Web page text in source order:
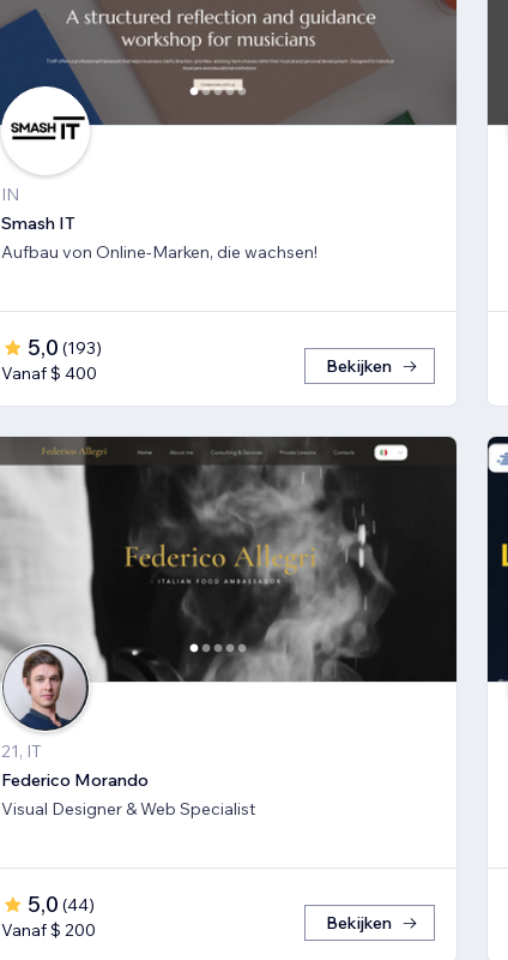
IN
Smash IT
Aufbau von Online-Marken, die wachsen!
5,0 (193)
Vanaf $ 400
Bekijken
21, IT
Federico Morando
Visual Designer & Web Specialist
5,0 (44)
Vanaf $ 200
Bekijken